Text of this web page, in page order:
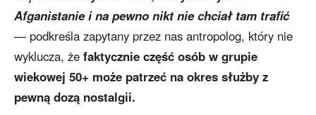
Afganistanie i na pewno nikt nie chciał tam trafić
— podkreśla zapytany przez nas antropolog, który nie
wyklucza, że faktycznie część osób w grupie
wiekowej 50+ może patrzeć na okres służby z
pewną dozą nostalgii.